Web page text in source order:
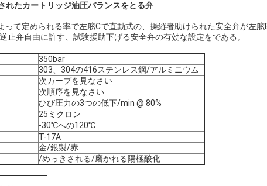
れたカートリッジ油圧バランスをとる弁
て定められる率で左舷Cで直動式の、操縦者助けられた安全弁が左舷
弁自由に許す、試験援助下げる安全弁の有効な設定をである。
350bar
303、304の416ステンレス鋼/アルミニウム
次カーブを見なさい
次順序を見なさい
ひび圧力の3つの低下/min @ 80%
25ミクロン
-30℃への120℃
T-17A
金/銀製/赤
/めっきされる/磨かれる陽極酸化